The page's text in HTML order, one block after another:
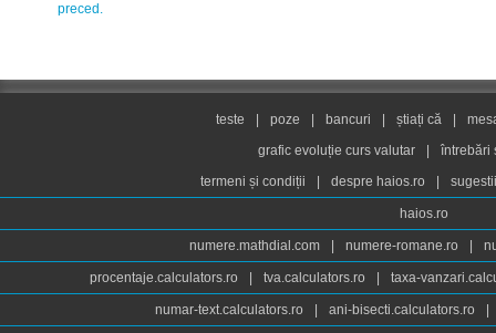
preced.
teste poze bancuri știați că
grafic evoluție curs valutar
întrebări
termeni și condiții
despre haios.ro
haios.ro
numere.mathdial.com numere-romane.ro
procentaje.calculators.ro tva.calculators.ro taxa-
numar-text.calculators.ro ani-bisecti.calculators.ro